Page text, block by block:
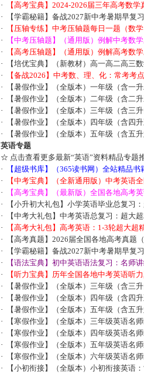
·
【高考宝典】2024-2026届三年高考数
·
【学霸秘籍】备战2027新中考暑期早复
·
【压轴专练】中考压轴题每日一题（数
·
【中考压轴题】（通用版）例解中考数
·
【高考压轴题】（通用版）例解高考数
·
【培优宝典】（新教材）高一高二高三
·
【备战2026】中考数、理、化：常考考
·
【暑假作业】（全版本）一年级（含一
·
【暑假作业】（全版本）二年级（含二
·
【暑假作业】（全版本）三年级（含三
·
【暑假作业】（全版本）四年级（含四
·
【暑假作业】（全版本）五年级（含五
英语专题
☆ 点击查看更多最新“英语”资料精品专题
·
【超级书库】（365读书网）全站精品
·
【中考宝典】（全新通用版）中考英语
·
【高考宝典】（最新版）全国各地高考
·
【小升初大礼包】小学英语毕业总复习
·
【中考大礼包】中考英语总复习：超大
·
【高考大礼包】高考英语：1-3轮超大超
·
【高考真题】2026届全国各地高考真题
·
【学霸秘籍】备战2027新中考暑期早复
·
【语法宝典】初中英语语法复习：名师
·
【听力宝典】历年全国各地中考英语听
·
【暑假作业】（全版本）三年级（含三
·
【暑假作业】（全版本）四年级（含四
·
【暑假作业】（全版本）五年级（含五
·
【寒假作业】（全版本）三年级英语名
·
【寒假作业】（全版本）四年级英语名
·
【寒假作业】（全版本）五年级英语名
·
【寒假作业】（全版本）六年级英语名
·
【小初衔接】（全版本）小初衔接英语